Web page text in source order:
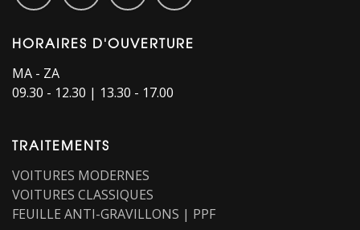
HORAIRES D'OUVERTURE​
MA - ZA
09.30 - 12.30 | 13.30 - 17.00
TRAITEMENTS
VOITURES MODERNES
VOITURES CLASSIQUES
FEUILLE ANTI-GRAVILLONS | PPF